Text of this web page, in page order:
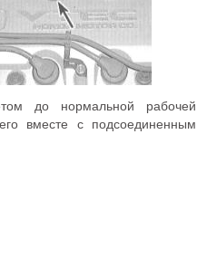
до нормальной рабочей
вместе с подсоединенным